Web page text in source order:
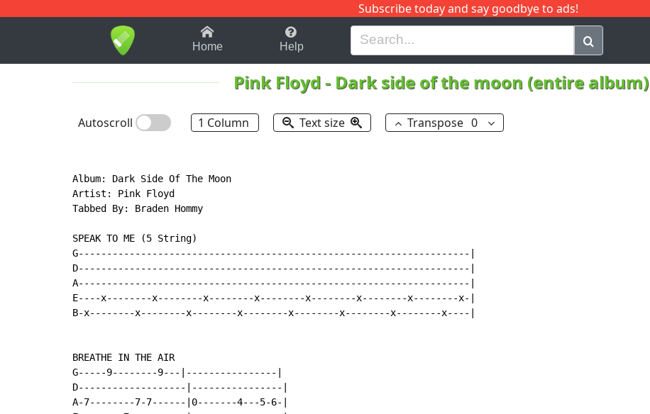
Subscribe today and say goodbye to ads!
1-9 B H I J Q
Home Help
Pink Floyd- Dark side of the moon (entire album)
Autoscroll 1 Column Text size Transpose 0
Album: Dark Side Of The Moon
Artist: Pink Floyd
Tabbed By: Braden Hommy
SPEAK TO ME (5 String)
G---------------------------------------------------------------------|
D---------------------------------------------------------------------|
A---------------------------------------------------------------------|
E----x--------x--------x--------x--------x--------x--------x--------x-|
B-x--------x--------x--------x--------x--------x--------x--------x----|
BREATHE IN THE AIR
G-----9--------9---|----------------|
D-------------------|----------------|
A-7--------7-7------|0-------4---5-6-|